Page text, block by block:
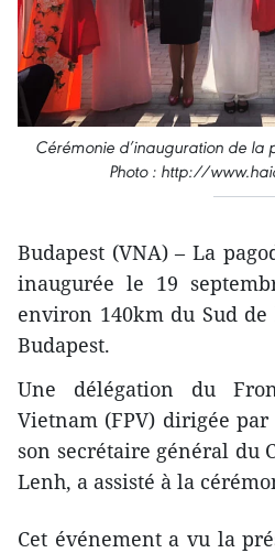
Cérémonie d’inauguration de la
Photo : http://
Budapest (VNA) – La
inaugurée le 19
environ 140km du Sud
Budapest.
Une délégation du
Vietnam (FPV) dirigée
son secrétaire général du
Lenh, a assisté à la
Cet événement a vu la